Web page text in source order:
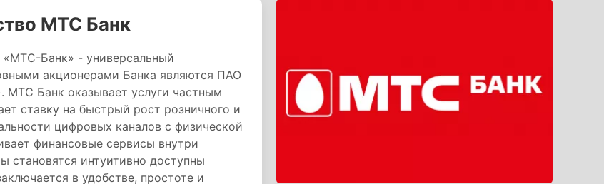
МТС Банк
Банк» - универсальный
акционерами Банка являются ПАО
Банк оказывает услуги частным
ставку на быстрый рост розничного и
цифровых каналов с физической
финансовые сервисы внутри
становятся интуитивно доступны
в удобстве, простоте и